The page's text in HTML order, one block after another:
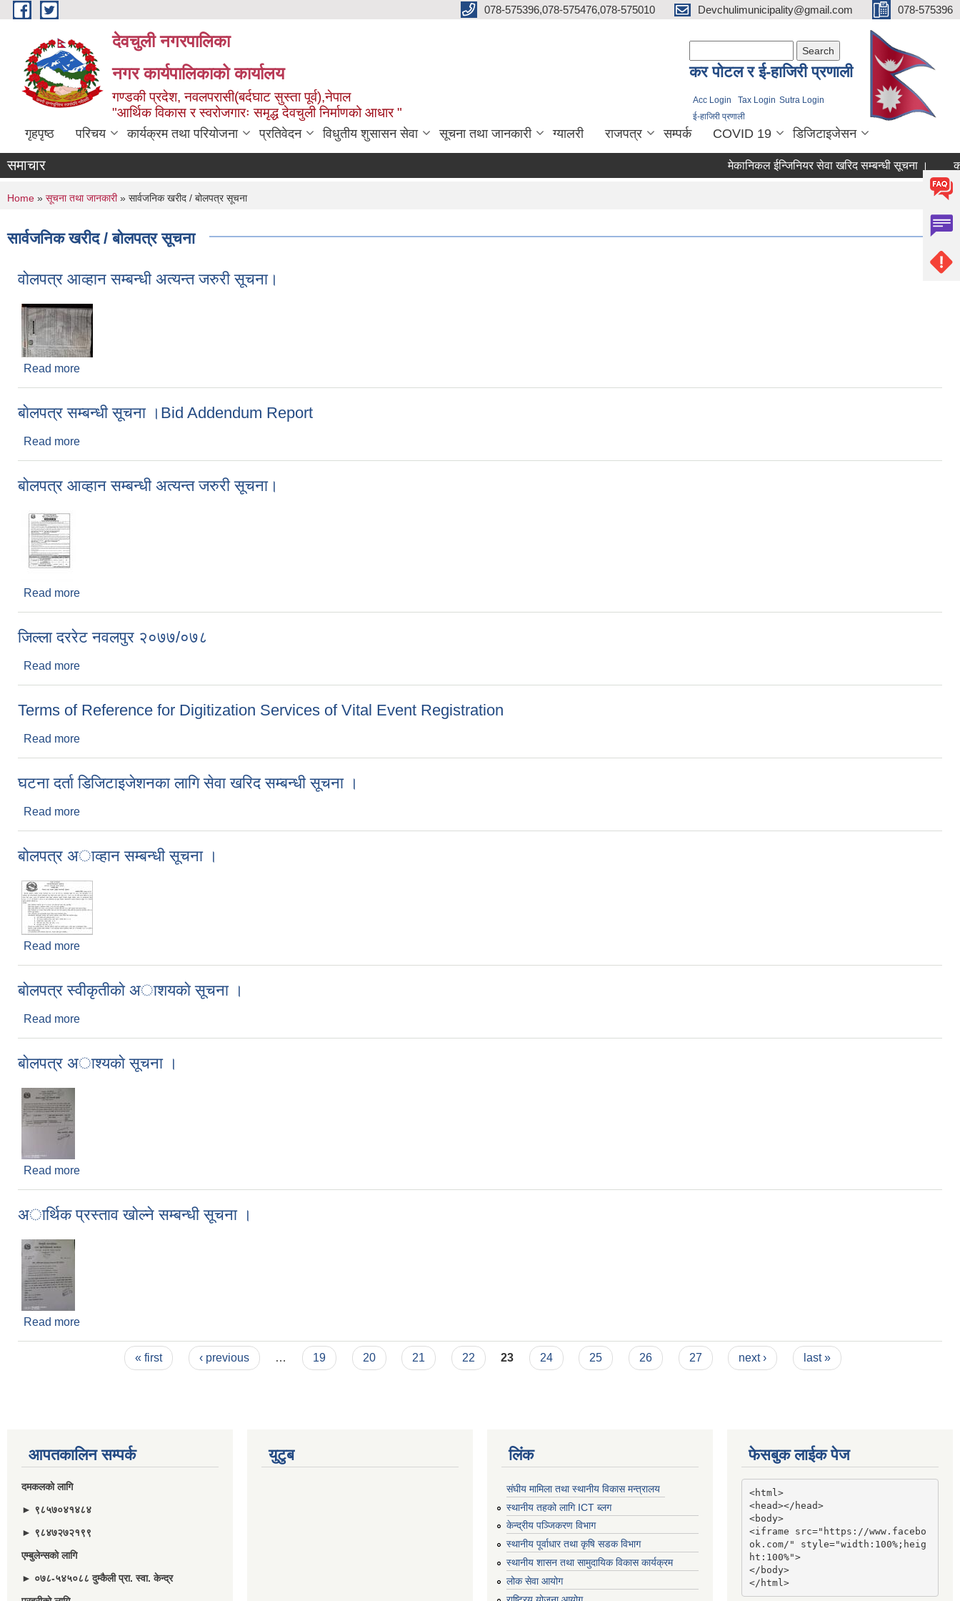
Skip to main content 078-575396,078-575476,078-575010 Devchulimunicipality@gmail.com 078-575396
देवचुली नगरपालिका
नगर कार्यपालिकाको कार्यालय
गण्डकी प्रदेश, नवलपरासी(बर्दघाट सुस्ता पूर्व),नेपाल
"आर्थिक विकास र स्वरोजगारः समृद्ध देवचुली निर्माणको आधार "
कर पाेटल र ई-हाजिरी प्रणाली
Acc Login Tax Login Sutra Login
ई-हाजिरी प्रणाली
गृहपृष्ठ परिचय कार्यक्रम तथा परियोजना प्रतिवेदन विधुतीय शुसासन सेवा सूचना तथा जानकारी ग्यालरी राजपत्र सम्पर्क COVID 19 डिजिटाइजेसन
समाचार मेकानिकल ईन्जिनियर सेवा खरिद सम्बन्धी सूचना ।
You are here
Home » सूचना तथा जानकारी» सार्वजनिक खरीद / बोलपत्र सूचना
सार्वजनिक खरीद / बोलपत्र सूचना
वोलपत्र आव्हान सम्बन्धी अत्यन्त जरुरी सूचना।
Read more
बाेलपत्र सम्बन्धी सूचना ।Bid Addendum Report
Read more
बाेलपत्र आव्हान सम्बन्धी अत्यन्त जरुरी सूचना।
Read more
जिल्ला दररेट नवलपुर २०७७/०७८
Read more
Terms of Reference for Digitization Services of Vital Event Registration
Read more
घटना दर्ता डिजिटाइजेशनका लागि सेवा खरिद सम्बन्धी सूचना ।
Read more
बाेलपत्र अाव्हान सम्बन्धी सूचना ।
Read more
बाेलपत्र स्वीकृतीकाे अाशयकाे सूचना ।
Read more
बाेलपत्र अाश्यकाे सूचना ।
Read more
अार्थिक प्रस्ताव खाेल्ने सम्बन्धी सूचना ।
Read more
« first ‹ previous … 19 20 21 22 23 24 25 26 27 next › last »
आपतकालिन सम्पर्क
दमकलकाे लागि
► ९८५७०४१४८४
► ९८४७२७२१९९
एम्बुलेन्सकाे लागि
► ०७८-५४५०८८ दुम्कैली प्रा. स्वा. केन्द्र
युटुब लिंक
संघीय मामिला तथा स्थानीय विकास मन्त्रालय
स्थानीय तहको लागि ICT ब्लग
केन्द्रीय पञ्जिकरण विभाग
स्थानीय पूर्वाधार तथा कृषि सडक विभाग
स्थानीय शासन तथा सामुदायिक विकास कार्यक्रम
लोक सेवा आयोग
फेसबुक लाईक पेज
<html>
<head></head>
<body>
<iframe src="https://www.facebo
ok.com/" style="width:100%;heig
ht:100%">
</body>
</html>